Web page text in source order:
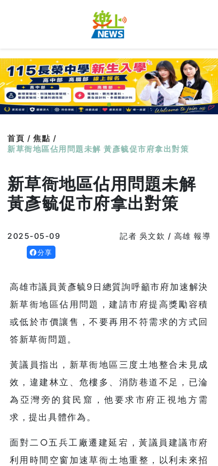
首頁 / 焦點 /
新草衙地區佔用問題未解 黃彥毓促市府拿出對策
新草衙地區佔用問題未解
黃彥毓促市府拿出對策
2025-05-09 記者 吳文欽 / 高雄 報導
分享
高雄市議員黃彥毓9日總質詢呼籲市府加速解決
新草衙地區佔用問題，建請市府提高獎勵容積
或低於市價讓售，不要再用不符需求的方式回
答新草衙問題。
黃議員指出，新草衙地區三度土地整合未見成
效，違建林立、危樓多、消防巷道不足，已淪
為亞灣旁的貧民窟，他要求市府正視地方需
求，提出具體作為。
面對二○五兵工廠遷建延宕，黃議員建議市府
利用時間空窗加速草衙土地重整，以利未來招